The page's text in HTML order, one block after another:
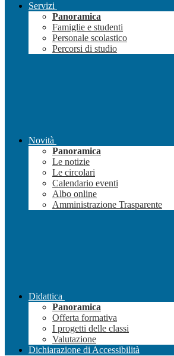
Servizi
Panoramica
Famiglie e studenti
Personale scolastico
Percorsi di studio
Novità
Panoramica
Le notizie
Le circolari
Calendario eventi
Albo online
Amministrazione Trasparente
Didattica
Panoramica
Offerta formativa
I progetti delle classi
Valutazione
Dichiarazione di Accessibilità